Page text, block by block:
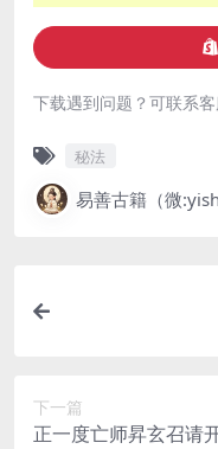
下载遇到问题？可联系
秘法
易善古籍（微
下一篇
正一度亡师昇玄召请